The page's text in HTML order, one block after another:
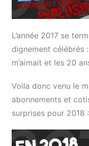
L’année 2017 se
dignement célébrés
m’aimait et les 20
Voila donc venu le
abonnements et
surprises pour 2018 :